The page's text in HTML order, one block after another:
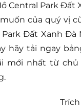
Central Park Đất
của quý vị
Đất Xanh Đà
hãy tải ngay
mới nhất từ